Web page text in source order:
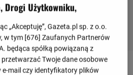
Moskwa - Krylja
Drogi Użytkowniku,
„Akceptuję”, Gazeta.pl sp. z o.o.
w tym [676] Zaufanych Partnerów
będąca spółką powiązaną z
Twoje dane osobowe
e-mail czy identyfikatory plików